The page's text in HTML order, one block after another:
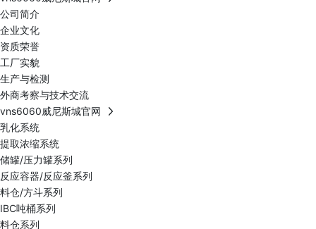
公司简介
企业文化
资质荣誉
工厂实貌
生产与检测
外商考察与技术交流
vns6060威尼斯城官网
乳化系统
提取浓缩系统
储罐/压力罐系列
反应容器/反应釜系列
料仓/方斗系列
IBC吨桶系列
料仓系列